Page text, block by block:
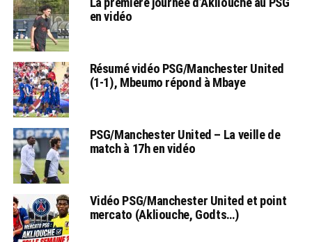
en vidéo
Résumé vidéo PSG/Manchester United
(1-1), Mbeumo répond à Mbaye
PSG/Manchester United – La veille de
match à 17h en vidéo
Vidéo PSG/Manchester United et point
mercato (Akliouche, Godts…)